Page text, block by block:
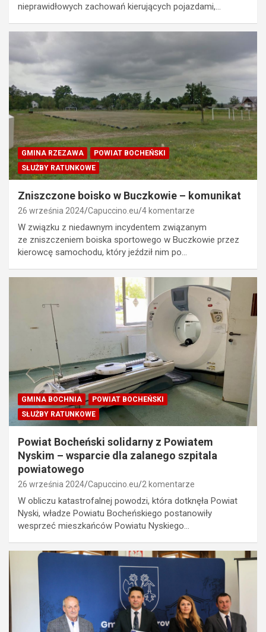
nieprawidłowych zachowań kierujących pojazdami,…
GMINA RZEZAWA
POWIAT BOCHEŃSKI
SŁUŻBY RATUNKOWE
Zniszczone boisko w Buczkowie – komunikat
26 września 2024 Capuccino.eu 4 komentarze
W związku z niedawnym incydentem związanym
ze zniszczeniem boiska sportowego w Buczkowie przez
kierowcę samochodu, który jeździł nim po…
GMINA BOCHNIA
POWIAT BOCHEŃSKI
SŁUŻBY RATUNKOWE
Powiat Bocheński solidarny z Powiatem
Nyskim – wsparcie dla zalanego szpitala
powiatowego
26 września 2024 Capuccino.eu 2 komentarze
W obliczu katastrofalnej powodzi, która dotknęła Powiat
Nyski, władze Powiatu Bocheńskiego postanowiły
wesprzeć mieszkańców Powiatu Nyskiego…